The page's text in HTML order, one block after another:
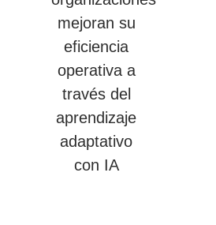
mejoran su
eficiencia
operativa a
través del
aprendizaje
adaptativo
con IA